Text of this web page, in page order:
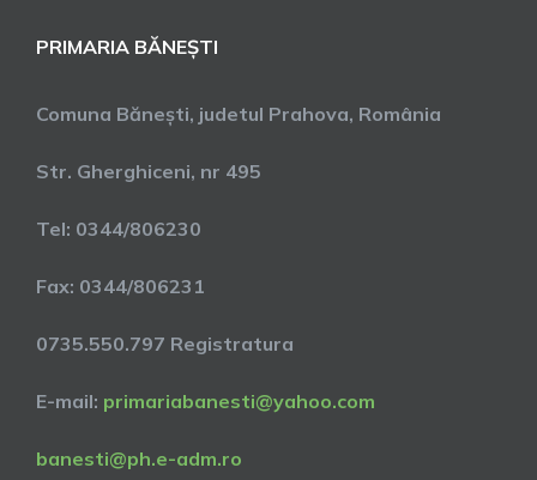
PRIMARIA BĂNEȘTI
Comuna Bănești, judetul Prahova, România
Str. Gherghiceni, nr 495
Tel: 0344/806230
Fax: 0344/806231
0735.550.797 Registratura
E-mail: primariabanesti@yahoo.com
banesti@ph.e-adm.ro